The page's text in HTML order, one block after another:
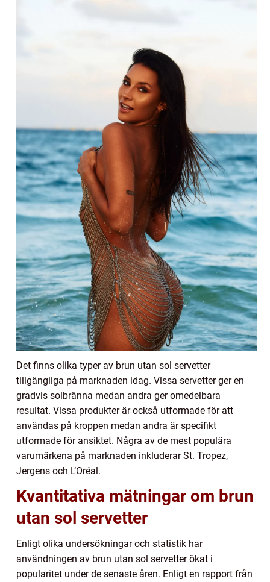
Det finns olika typer av brun utan sol servetter
tillgängliga på marknaden idag. Vissa servetter ger en
gradvis solbränna medan andra ger omedelbara
resultat. Vissa produkter är också utformade för att
användas på kroppen medan andra är specifikt
utformade för ansiktet. Några av de mest populära
varumärkena på marknaden inkluderar St. Tropez,
Jergens och L’Oréal.
Kvantitativa mätningar om brun
utan sol servetter
Enligt olika undersökningar och statistik har
användningen av brun utan sol servetter ökat i
popularitet under de senaste åren. Enligt en rapport från